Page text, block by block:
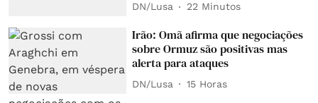
DN/Lusa 22 Minutos
Irão: Omã afirma que negociações
sobre Ormuz são positivas mas
alerta para ataques
DN/Lusa 15 Horas